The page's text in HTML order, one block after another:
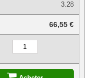
3.28
66,55 €